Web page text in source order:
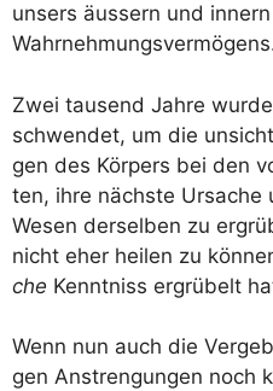
unsers äus­sern und innern
Zwei tau­send Jah­re
schwen­det, um die
gen des Kör­pers bei den
ten, ihre nächs­te Ursa­che
Wesen der­sel­ben zu
nicht eher hei­len zu
che Kennt­niss ergrü­belt
Wenn nun auch die
gen Anstren­gun­gen noch